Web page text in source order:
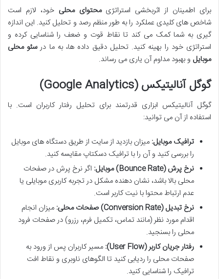
برای اطمینان از اثربخشی استراتژیمحتوای محلی خود، لازم است
شاخص های کلیدی عملکرد را به طور منظم رصد و تحلیل کنید. این اندازه
گیری به شما کمک می کند تا نقاط قوت و ضعف را شناسایی کرده و
استراتژی خود را بهینه کنید. تحلیل دقیق داده ها، به ما درسئو محلی
موبایل و بهبود مداوم آن یاری می رساند.
گوگل آنالیتیکس (Google Analytics)
گوگل آنالیتیکس ابزاری قدرتمند برای تحلیل رفتار کاربران است. با
استفاده از آن می توانید:
ترافیک موبایل: میزان بازدید از سایت از طریق دستگاه های موبایل
را بررسی کنید و آن را با ترافیک دسکتاپ مقایسه کنید.
نرخ پرش (Bounce Rate) موبایل:
اگر نرخ پرش در صفحات
محلی بالا باشد، نشان دهنده مشکل در تجربه کاربری موبایلی یا
عدم ارتباط محتوا با نیت کاربر است.
نرخ تبدیل (Conversion Rate) صفحات محلی:
میزان انجام
اقدام مورد نظر (مانند تماس، تکمیل فرم، رزرو) در صفحات فرود
محلی را بسنجید.
رفتار جریان کاربر (User Flow):
مسیر کاربران پس از ورود به
صفحات محلی را ردیابی کنید تا الگوهای ناوبری و نقاط افت
ترافیک را شناسایی کنید.